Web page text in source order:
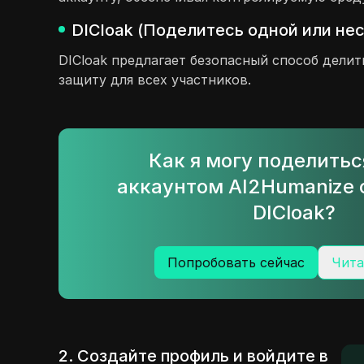
DICloak (Поделитесь одной или
DICloak предлагает безопасный способ
защиту для всех участников.
Как я могу
аккаунтом
DICloak?
Попробовать сейчас
2. Создайте профиль и войдите в